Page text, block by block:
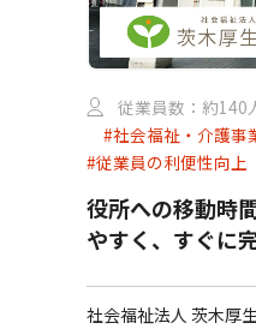
従業員数：約140
#社会福祉・介護事
#従業員の利便性向上
役所への移動時
やすく、すぐに
社会福祉法人 茨木厚